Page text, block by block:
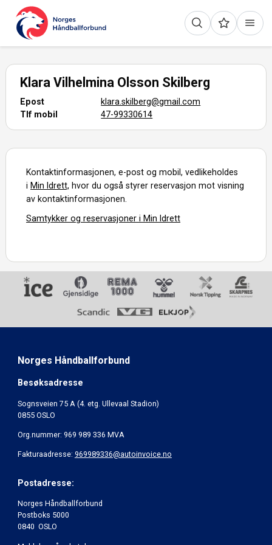
Klara Vilhelmina Olsson Skilberg
Epost
klara.skilberg@gmail.com
Tlf mobil
47-99330614
Kontaktinformasjonen, e-post og mobil, vedlikeholdes
i Min Idrett, hvor du også styrer reservasjon mot visning
av kontaktinformasjonen.
Samtykker og reservasjoner i Min Idrett
Norges Håndballforbund
Besøksadresse
Sognsveien 75 A (4. etg. Ullevaal Stadion)
0855 OSLO
Org.nummer: 969 989 336 MVA
Fakturaadresse: 969989336@autoinvoice.no
Postadresse:
Norges Håndballforbund
Postboks 5000
0840 OSLO